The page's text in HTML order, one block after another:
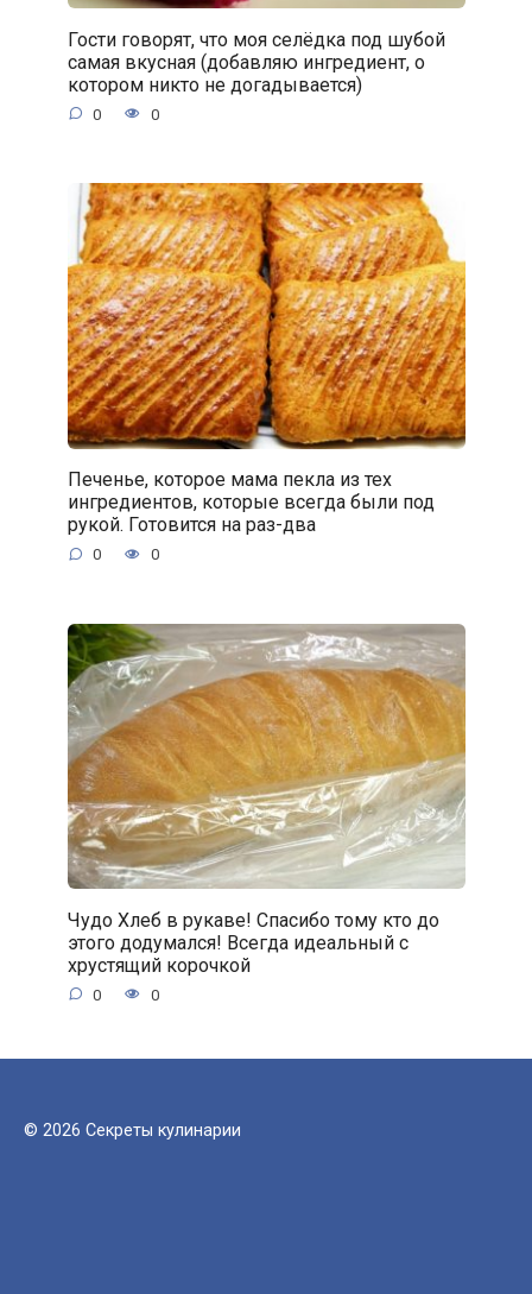
Гости говорят, что моя селёдка под шубой
самая вкусная (добавляю ингредиент, о
котором никто не догадывается)
0 0
Печенье, которое мама пекла из тех
ингредиентов, которые всегда были под
рукой. Готовится на раз-два
0 0
Чудо Хлеб в рукаве! Спасибо тому кто до
этого додумался! Всегда идеальный с
хрустящий корочкой
0 0
© 2026 Секреты кулинарии